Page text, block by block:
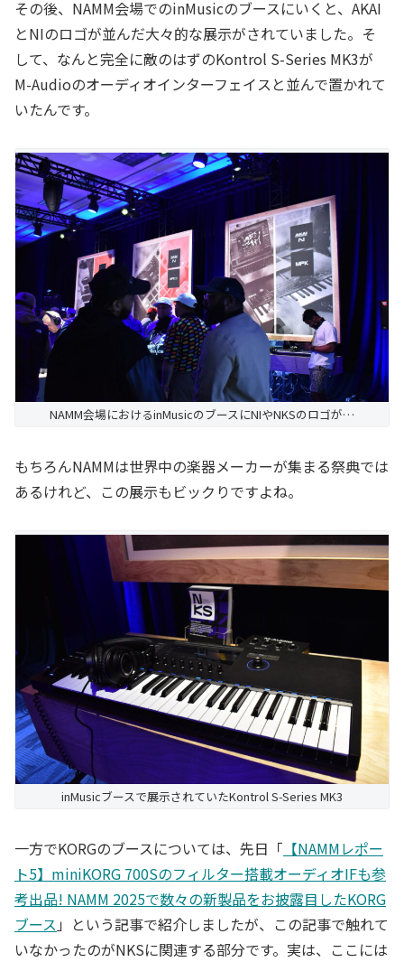
その後、NAMM会場でのinMusicのブースにいくと、AKAI
とNIのロゴが並んだ大々的な展示がされていました。そ
して、なんと完全に敵のはずのKontrol S-Series MK3が
M-Audioのオーディオインターフェイスと並んで置かれて
いたんです。
NAMM会場におけるinMusicのブースにNIやNKSのロゴが…
もちろんNAMMは世界中の楽器メーカーが集まる祭典では
あるけれど、この展示もビックりですよね。
inMusicブースで展示されていたKontrol S-Series MK3
一方でKORGのブースについては、先日「 【NAMMレポー
ト5】miniKORG 700Sのフィルター搭載オーディオIFも参
考出品! NAMM 2025で数々の新製品をお披露目したKORG
ブース 」という記事で紹介しましたが、この記事で触れて
いなかったのがNKSに関連する部分です。実は、ここには